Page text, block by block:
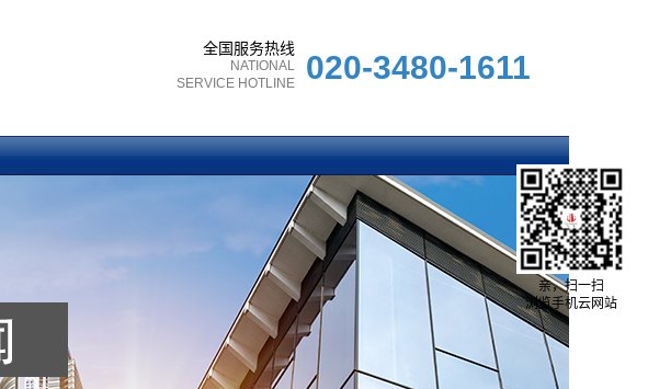
全国服务热线
NATIONAL
SERVICE HOTLINE
020-3480-1611
亲，扫一扫
浏览手机云网站